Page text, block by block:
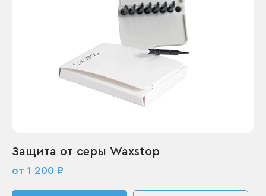
Защита от серы Waxstop
от 1 200 ₽